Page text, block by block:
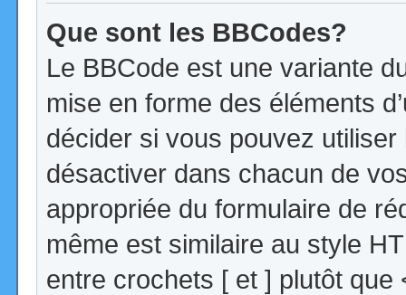
Que sont les BBCodes?
Le BBCode est une variante
mise en forme des éléments
décider si vous pouvez
désactiver dans chacun de
appropriée du formulaire de
même est similaire au style
entre crochets [ et ] plutôt que